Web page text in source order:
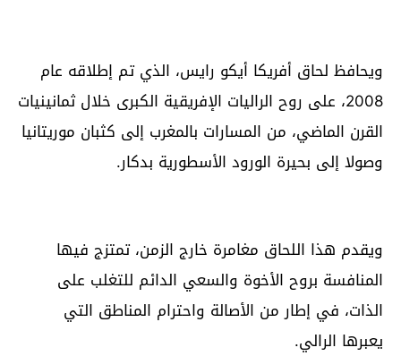
ويحافظ لحاق أفريكا أيكو رايس، الذي تم إطلاقه عام
2008، على روح الراليات الإفريقية الكبرى خلال ثمانينيات
القرن الماضي، من المسارات بالمغرب إلى كثبان موريتانيا
وصولا إلى بحيرة الورود الأسطورية بدكار.
ويقدم هذا اللحاق مغامرة خارج الزمن، تمتزج فيها
المنافسة بروح الأخوة والسعي الدائم للتغلب على
الذات، في إطار من الأصالة واحترام المناطق التي
يعبرها الرالي.